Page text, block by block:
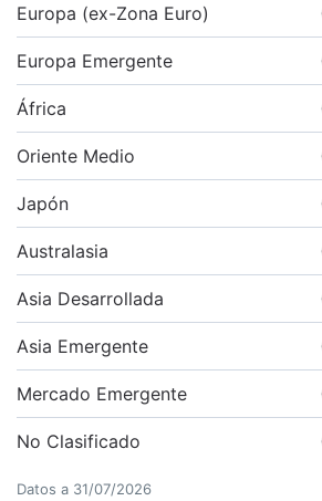
Europa (ex-Zona Euro)
Europa Emergente
África
Oriente Medio
Japón
Australasia
Asia Desarrollada
Asia Emergente
Mercado Emergente
No Clasificado
Datos a 31/07/2026